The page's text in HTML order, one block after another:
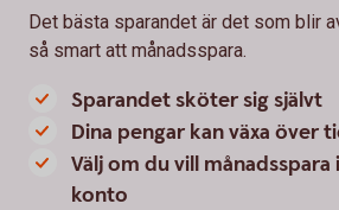
Det bästa sparandet är det som blir
så smart att månadsspara.
Sparandet sköter sig självt
Dina pengar kan växa över
Välj om du vill
konto